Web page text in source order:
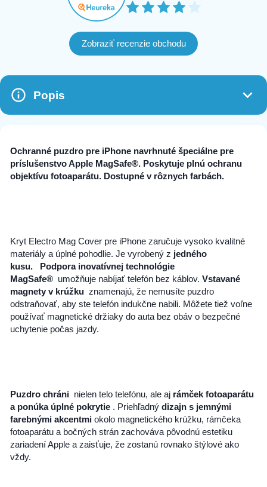
Zobraziť recenzie obchodu
Popis
Ochranné puzdro pre iPhone navrhnuté špeciálne pre
príslušenstvo Apple MagSafe®. Poskytuje plnú ochranu
objektívu fotoaparátu. Dostupné v rôznych farbách.
Kryt Electro Mag Cover pre iPhone zaručuje vysoko kvalitné
materiály a úplné pohodlie. Je vyrobený z jedného
kusu.
Podpora inovatívnej technológie
MagSafe® umožňuje nabíjať telefón bez káblov. Vstavané
magnety v krúžku znamenajú, že nemusíte puzdro
odstraňovať, aby ste telefón indukčne nabili. Môžete tiež voľne
používať magnetické držiaky do auta bez obáv o bezpečné
uchytenie počas jazdy.
Puzdro chráni nielen telo telefónu, ale aj rámček fotoaparátu
a ponúka úplné pokrytie. Priehľadný dizajn s jemnými
farebnými akcentmiokolo magnetického krúžku, rámčeka
fotoaparátu a bočných strán zachováva pôvodnú estetiku
zariadení Apple a zaisťuje, že zostanú rovnako štýlové ako
vždy.